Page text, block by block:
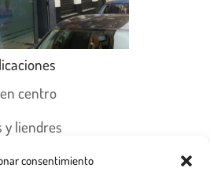
consentimiento
centro
y liendres